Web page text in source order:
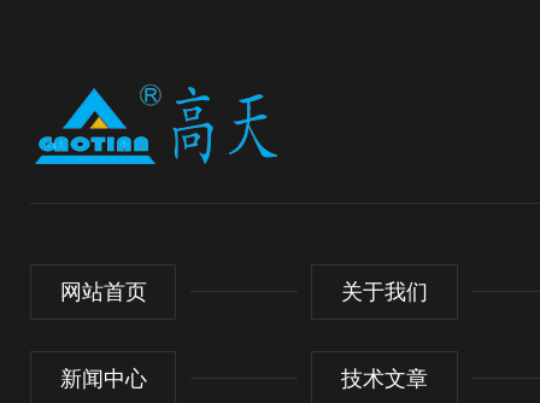
网站首页 关于我们
新闻中心 技术文章